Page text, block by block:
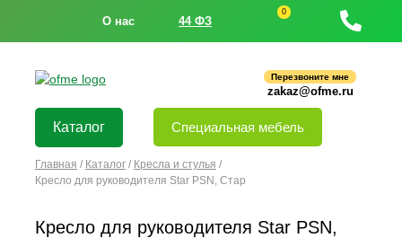
О нас 44 ФЗ
0
Перезвоните мне
zakaz@ofme.ru
Каталог Специальная мебель
Главная / Каталог / Кресла и стулья /
Кресло для руководителя Star PSN, Стар
Кресло для руководителя Star PSN,